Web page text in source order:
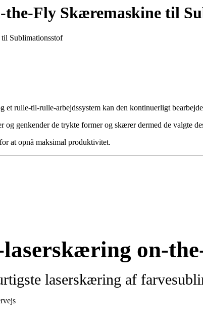
the-Fly Skæremaskine til
et rulle-til-rulle-arbejdssystem kan den kontinuerligt
og genkender de trykte former og skærer dermed de valgte
at opnå maksimal produktivitet.
on-
laserskæring af